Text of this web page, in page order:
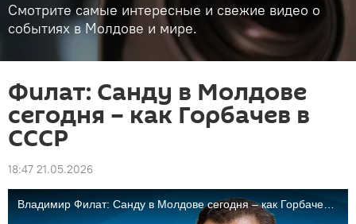
Смотрите самые интересные и свежие видео о
событиях в Молдове и мире.
Филат: Санду в Молдове
сегодня – как Горбачев в
СССР
18:47 21.05.2026